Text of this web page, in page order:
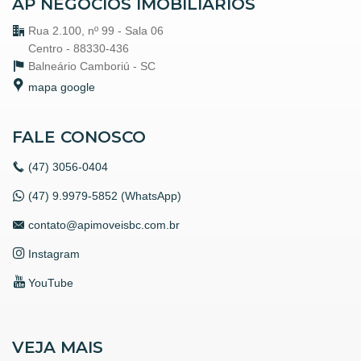
Spa
Espaço Gourmet
Portaria 24h
Medidores Individuais
Playground
Brinquedoteca
Piscina Infantil
Câmeras de Segurança
Elevador
Coworking
Deck Molhado
Espaço Zen
RoofTop
Rua 2.100, nº 99 - Sala 06
Centro - 88330-436
Balneário Camboriú - SC
mapa google
FALE CONOSCO
(47) 3056-0404
(47) 9.9979-5852 (WhatsApp)
contato@apimoveisbc.com.br
Instagram
YouTube
VEJA MAIS